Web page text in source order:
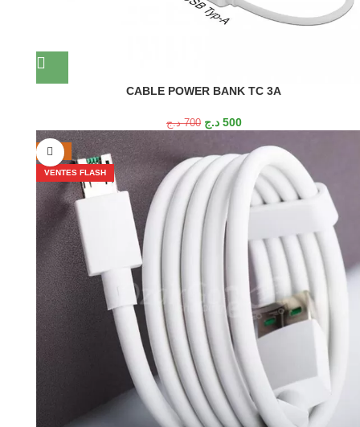
CABLE POWER BANK TC 3A
700 د.ج 500 د.ج
-19%
VENTES FLASH